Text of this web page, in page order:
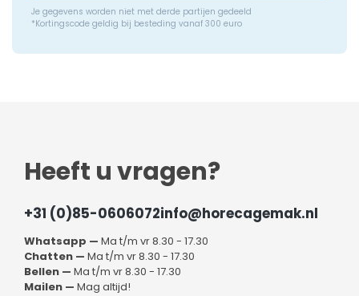
Je gegevens worden niet met derde partijen gedeeld
*Kortingscode geldig bij besteding vanaf 300 euro
Heeft u vragen?
+31 (0)85-0606072info@horecagemak.nl
Whatsapp — Ma t/m vr 8.30 - 17.30
Chatten — Ma t/m vr 8.30 - 17.30
Bellen — Ma t/m vr 8.30 - 17.30
Mailen — Mag altijd!